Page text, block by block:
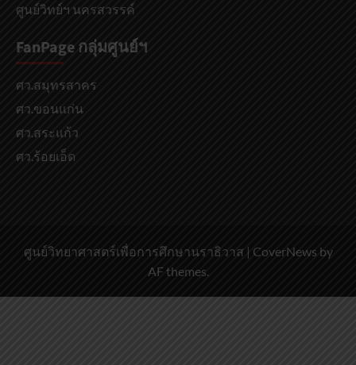
ศูนย์วิทย์ฯ นครสวรรค์
FanPage กลุ่มศูนย์ฯ
ศว.สมุทรสาคร
ศว.ขอนแก่น
ศว.สระแก้ว
ศว.ร้อยเอ็ด
ศูนย์วิทยาศาสตร์เพื่อการศึกษานราธิวาส | CoverNews by
AF themes.